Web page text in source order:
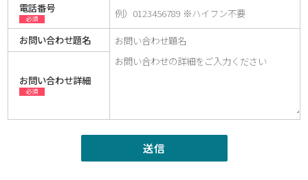
電話番号
必須
お問い合わせ題名
お問い合わせ詳細
必須